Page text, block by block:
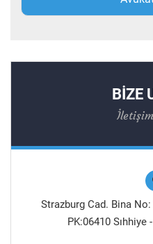
BİZE
Strazburg Cad. Bina
PK:06410 Sıhhiye